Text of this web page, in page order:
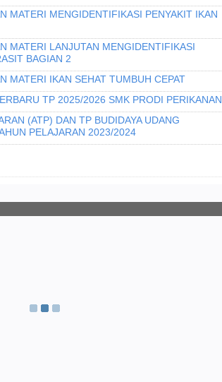
MATERI MENGIDENTIFIKASI PENYAKIT IKAN
MATERI LANJUTAN MENGIDENTIFIKASI
BAGIAN 2
MATERI IKAN SEHAT TUMBUH CEPAT
TP 2025/2026 SMK PRODI PERIKANAN
(ATP) DAN TP BUDIDAYA UDANG
PELAJARAN 2023/2024